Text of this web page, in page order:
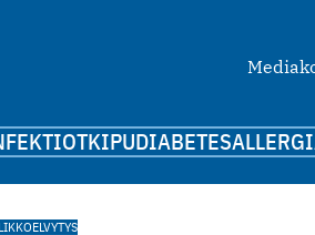
KIPUDIABETES